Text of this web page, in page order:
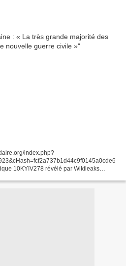
index.php?
10KYIV278 révélé par Wikileaks